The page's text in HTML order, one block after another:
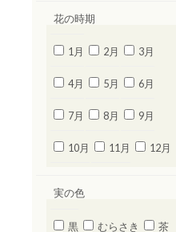
花の時期
1月 2月 3月
4月 5月 6月
7月 8月 9月
10月 11月 12月
実の色
黒 むらさき 茶